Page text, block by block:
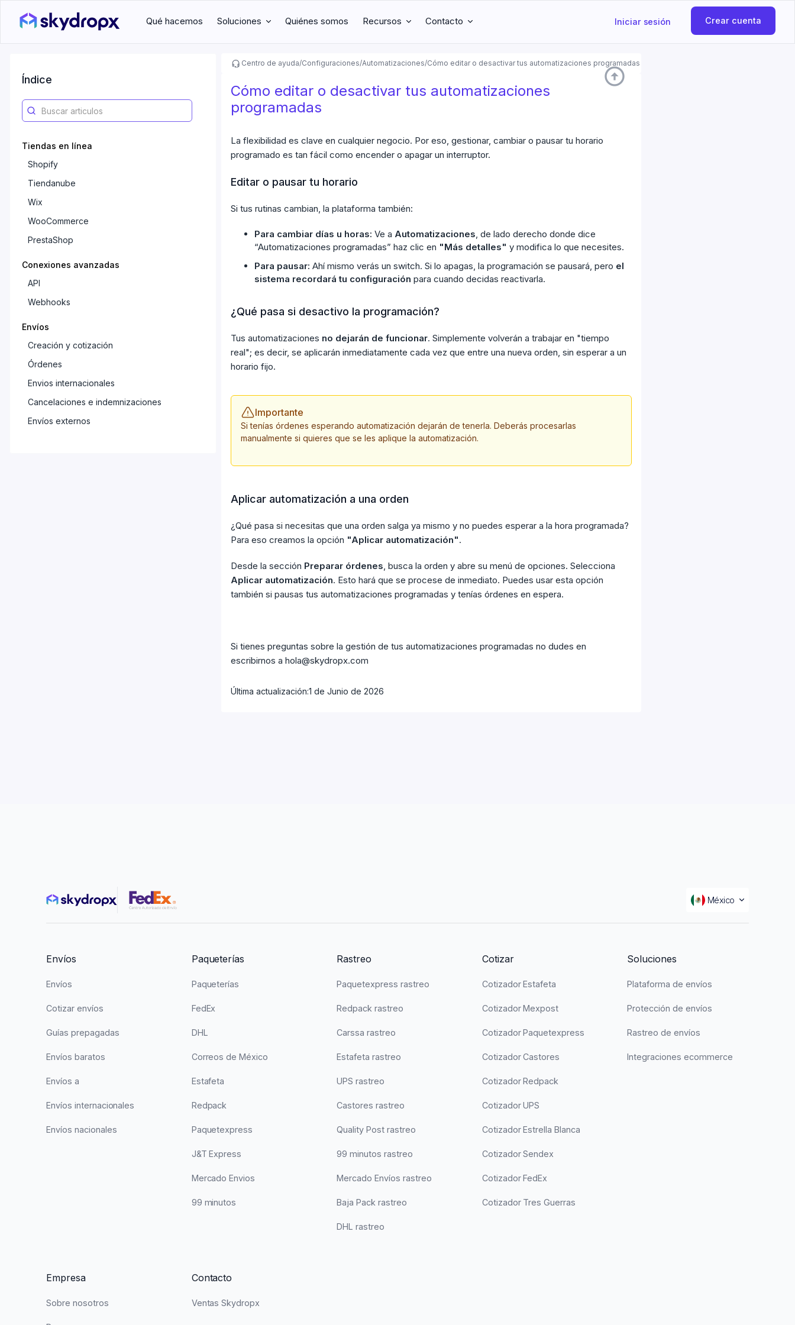
Qué hacemos Soluciones Quiénes somos Recursos Contacto Iniciar sesión Crear cuenta
Índice
Tiendas en línea
Shopify
Tiendanube
Wix
WooCommerce
PrestaShop
Conexiones avanzadas
API
Webhooks
Envíos
Creación y cotización
Órdenes
Envios internacionales
Cancelaciones e indemnizaciones
Envíos externos
Centro de ayuda/Configuraciones/Automatizaciones/Cómo editar o desactivar tus automatizaciones programadas
Cómo editar o desactivar tus automatizaciones
programadas
La flexibilidad es clave en cualquier negocio. Por eso, gestionar, cambiar o pausar tu horario
programado es tan fácil como encender o apagar un interruptor.
Editar o pausar tu horario
Si tus rutinas cambian, la plataforma también:
Para cambiar días u horas: Ve a Automatizaciones, de lado derecho donde dice
“Automatizaciones programadas” haz clic en "Más detalles" y modifica lo que necesites.
Para pausar: Ahí mismo verás un switch. Si lo apagas, la programación se pausará, pero el
sistema recordará tu configuración para cuando decidas reactivarla.
¿Qué pasa si desactivo la programación?
Tus automatizaciones no dejarán de funcionar. Simplemente volverán a trabajar en "tiempo
real"; es decir, se aplicarán inmediatamente cada vez que entre una nueva orden, sin esperar a un
horario fijo.
Importante
Si tenías órdenes esperando automatización dejarán de tenerla. Deberás procesarlas
manualmente si quieres que se les aplique la automatización.
Aplicar automatización a una orden
¿Qué pasa si necesitas que una orden salga ya mismo y no puedes esperar a la hora programada?
Para eso creamos la opción "Aplicar automatización".
Desde la sección Preparar órdenes, busca la orden y abre su menú de opciones. Selecciona
Aplicar automatización. Esto hará que se procese de inmediato. Puedes usar esta opción
también si pausas tus automatizaciones programadas y tenías órdenes en espera.
Si tienes preguntas sobre la gestión de tus automatizaciones programadas no dudes en
escribirnos a hola@skydropx.com
Última actualización:1 de Junio de 2026
arrow_circle_up
México
Envíos
Envíos
Cotizar envíos
Guías prepagadas
Envíos baratos
Envíos a
Envíos internacionales
Envíos nacionales
Paqueterías
Paqueterías
FedEx
DHL
Correos de México
Estafeta
Redpack
Paquetexpress
J&T Express
Mercado Envios
99 minutos
Rastreo
Paquetexpress rastreo
Redpack rastreo
Carssa rastreo
Estafeta rastreo
UPS rastreo
Castores rastreo
Quality Post rastreo
99 minutos rastreo
Mercado Envíos rastreo
Baja Pack rastreo
DHL rastreo
Cotizar
Cotizador Estafeta
Cotizador Mexpost
Cotizador Paquetexpress
Cotizador Castores
Cotizador Redpack
Cotizador UPS
Cotizador Estrella Blanca
Cotizador Sendex
Cotizador FedEx
Cotizador Tres Guerras
Soluciones
Plataforma de envíos
Protección de envíos
Rastreo de envíos
Integraciones ecommerce
Empresa
Sobre nosotros
Contacto
Ventas Skydropx